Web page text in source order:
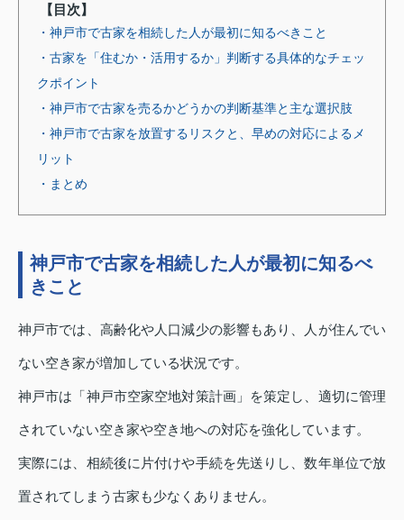
【目次】
・神戸市で古家を相続した人が最初に知るべきこと
・古家を「住むか・活用するか」判断する具体的なチェッ
クポイント
・神戸市で古家を売るかどうかの判断基準と主な選択肢
・神戸市で古家を放置するリスクと、早めの対応によるメ
リット
・まとめ
神戸市で古家を相続した人が最初に知るべ
きこと
神戸市では、高齢化や人口減少の影響もあり、人が住んでい
ない空き家が増加している状況です。
神戸市は「神戸市空家空地対策計画」を策定し、適切に管理
されていない空き家や空き地への対応を強化しています。
実際には、相続後に片付けや手続を先送りし、数年単位で放
置されてしまう古家も少なくありません。